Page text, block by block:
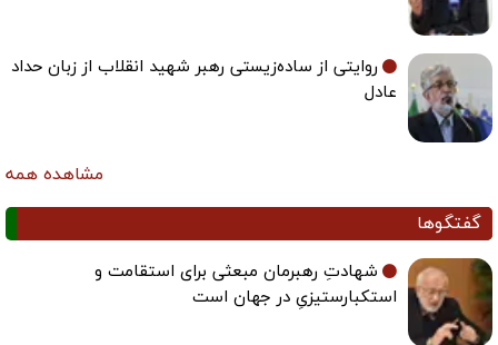
روایتی از ساده‌زیستی رهبر شهید انقلاب از زبان حداد
عادل
مشاهده همه
گفتگوها
شهادتِ رهبرمان مبعثی برای استقامت و
استکبارستیزیِ در جهان است